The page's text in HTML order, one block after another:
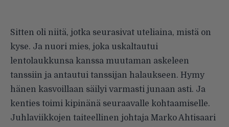
Sitten oli niitä, jotka seurasivat uteliaina, mistä on
kyse. Ja nuori mies, joka uskaltautui
lentolaukkunsa kanssa muutaman askeleen
tanssiin ja antautui tanssijan halaukseen. Hymy
hänen kasvoillaan säilyi varmasti junaan asti. Ja
kenties toimi kipinänä seuraavalle kohtaamiselle.
Juhlaviikkojen taiteellinen johtaja Marko Ahtisaari